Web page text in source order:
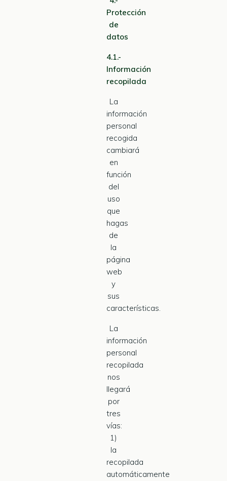
Protección
de
datos
4.1.-
Información
recopilada
La
información
personal
recogida
cambiará
en
función
del
uso
que
hagas
de
la
página
web
y
sus
características.
La
información
personal
recopilada
nos
llegará
por
tres
vías:
1)
la
recopilada
automáticamente